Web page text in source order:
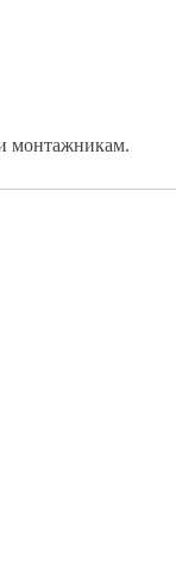
монтажникам.